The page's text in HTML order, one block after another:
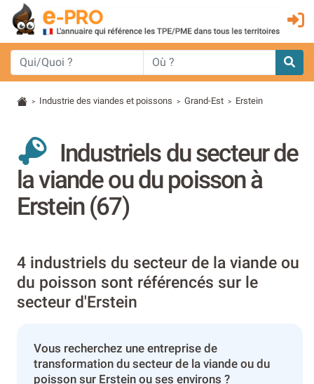
> Industrie des viandes et poissons > Grand-Est > Erstein
Industriels du secteur de
la viande ou du poisson à
Erstein (67)
4 industriels du secteur de la viande ou
du poisson sont référencés sur le
secteur d'Erstein
Vous recherchez une entreprise de
transformation du secteur de la viande ou du
poisson sur Erstein ou ses environs ?